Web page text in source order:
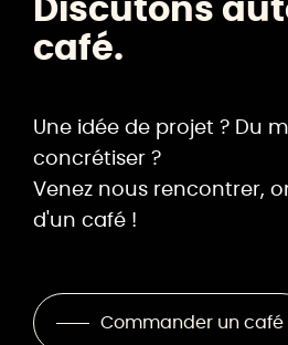
Discutons
café.
Une idée de projet ? Du
concrétiser ?
Venez nous rencontrer,
d'un café !
Commander un café